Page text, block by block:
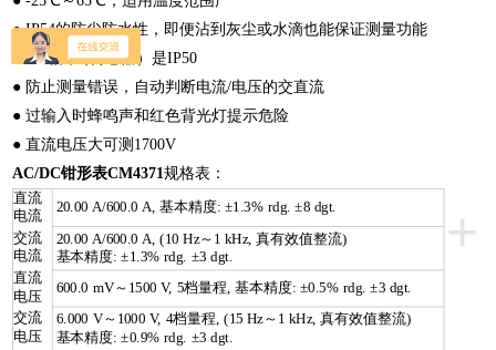
● IP54的防尘防水性，即便沾到灰尘或水滴也能保证测量功能
※钳口（传感器）是IP50
● 防止测量错误，自动判断电流/电压的交直流
● 过输入时蜂鸣声和红色背光灯提示危险
● 直流电压大可测1700V
AC/DC钳形表CM4371规格表：
+
直流
电流
20.00 A/600.0 A, 基本精度: ±1.3% rdg. ±8 dgt.
交流
电流
20.00 A/600.0 A, (10 Hz～1 kHz, 真有效值整流)
基本精度: ±1.3% rdg. ±3 dgt.
直流
电压
600.0 mV～1500 V, 5档量程, 基本精度: ±0.5% rdg. ±3 dgt.
交流
电压
6.000 V～1000 V, 4档量程, (15 Hz～1 kHz, 真有效值整流)
基本精度: ±0.9% rdg. ±3 dgt.